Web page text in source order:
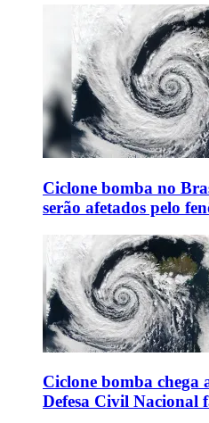
Ciclone bomba no
serão afetados pelo
Ciclone bomba chega
Defesa Civil Nacional